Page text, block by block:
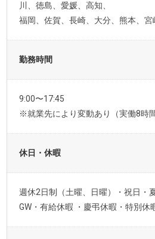
川、徳島、愛媛、高知、
福岡、佐賀、長崎、大分、熊本、宮
勤務時間
9:00〜17:45
※就業先により変動あり（実働8時間
休日・休暇
週休2日制（土曜、日曜）・祝日・
GW・有給休暇 ・慶弔休暇・特別休